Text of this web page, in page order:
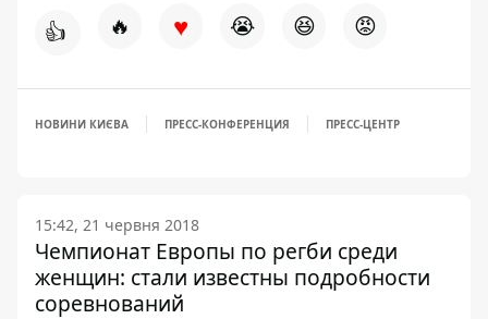
👍 🔥 ♥ 😭 😆 😡
НОВИНИ КИЄВА ПРЕСС-КОНФЕРЕНЦИЯ ПРЕСС-ЦЕНТР
15:42, 21 червня 2018
Чемпионат Европы по регби среди
женщин: стали известны подробности
соревнований